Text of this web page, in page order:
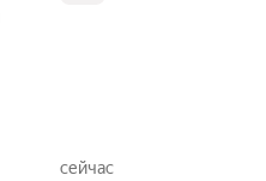
сейчас